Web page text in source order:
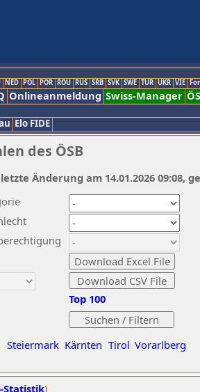
NED POL POR ROU RUS SRB SVK SWE TUR UKR VIE
Onlineanmeldung Swiss-Manager
Elo FIDE
des ÖSB
Steiermark Kärnten Tirol Vorarlberg
Top 100
letzte Änderung am 14.01.2026 09:08,
Statistik)